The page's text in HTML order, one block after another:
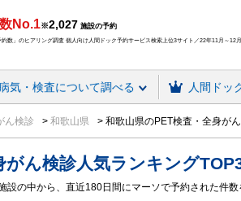
No.1※2,027 施設の予約
数」のヒアリング調査 個人向け人間ドック予約サービス検索上位3サイト／22年11月～12
気・検査について調べる 人間ドッ
ん検診 和歌山県 和歌山県のPET検査・全身が
がん検診人気ランキングTOP
設の中から、直近180日間にマーソで予約された件